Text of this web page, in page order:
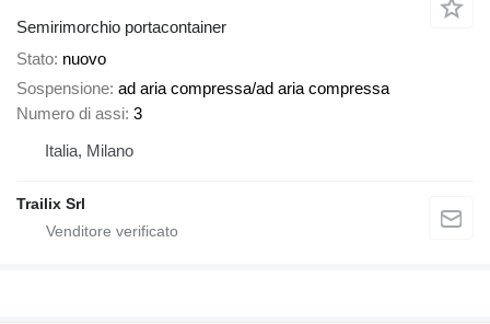
Semirimorchio portacontainer
Stato nuovo
Sospensione ad aria compressa/ad aria compressa
Numero di assi 3
Italia, Milano
Trailix Srl